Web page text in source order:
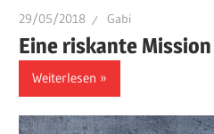
29/05/2018 Gabi
Eine riskante
Weiterlesen